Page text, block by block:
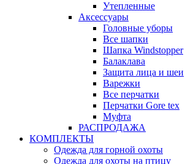
Утепленные
Аксессуары
Головные уборы
Все шапки
Шапка Windstopper
Балаклава
Защита лица и шеи
Варежки
Все перчатки
Перчатки Gore tex
Муфта
РАСПРОДАЖА
КОМПЛЕКТЫ
Одежда для горной охоты
Одежда для охоты на птицу